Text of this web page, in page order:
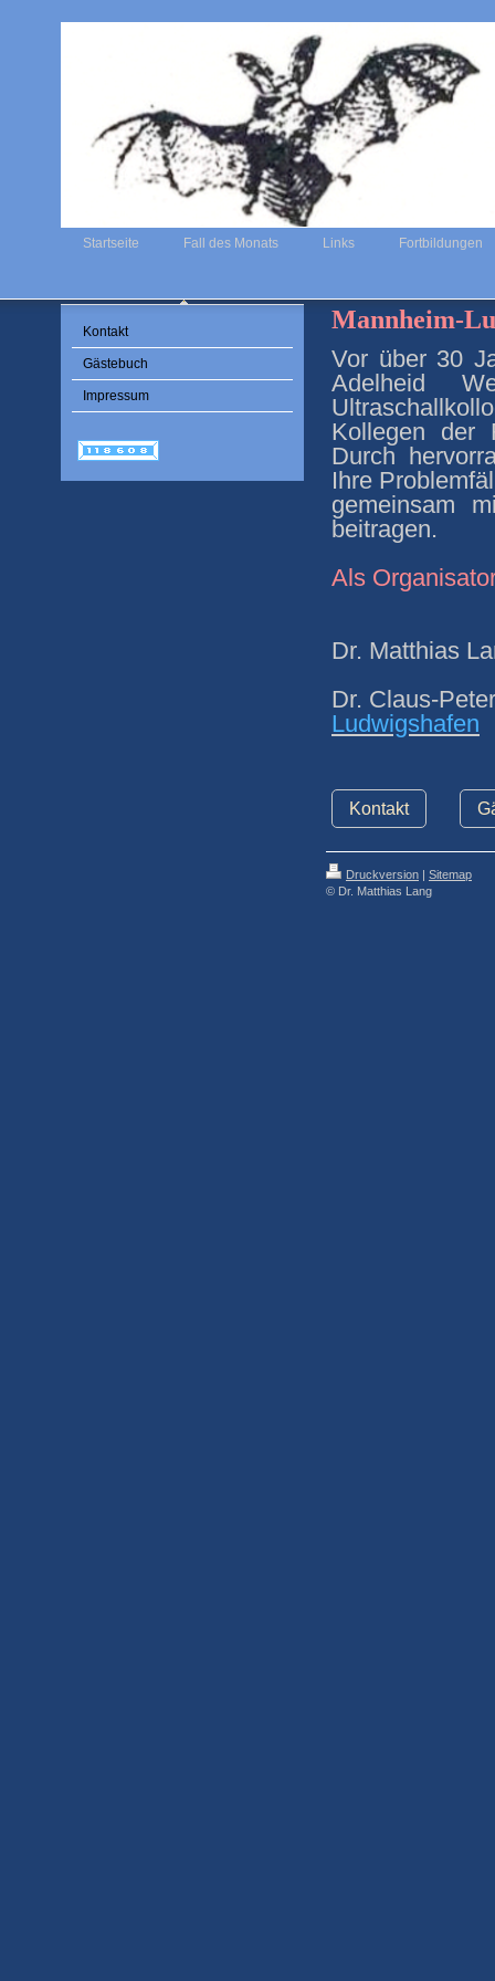
Startseite Fall des Monats Links Fortbildungen
Kontakt
Gästebuch
Impressum
Mannheim-
Vor über 30
Adelheid
Kollegen der
Durch
Ihre
gemeinsam
beitragen.
Als
Dr. Matthias
Dr. Claus-
Ludwigshafen
Kontakt
Druckversion | Sitemap
© Dr. Matthias Lang